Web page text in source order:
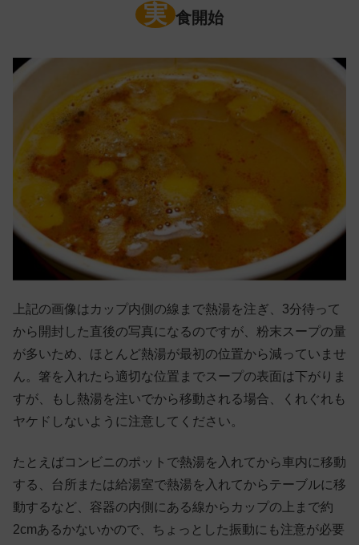
実 食開始
上記の画像はカップ内側の線まで熱湯を注ぎ、3分待って
から開封した直後の写真になるのですが、粉末スープの量
が多いため、ほとんど熱湯が最初の位置から減っていませ
ん。箸を入れたら適切な位置までスープの表面は下がりま
すが、もし熱湯を注いでから移動される場合、くれぐれも
ヤケドしないように注意してください。
たとえばコンビニのポットで熱湯を入れてから車内に移動
する、台所または給湯室で熱湯を入れてからテーブルに移
動するなど、容器の内側にある線からカップの上まで約
2cmあるかないかので、ちょっとした振動にも注意が必要